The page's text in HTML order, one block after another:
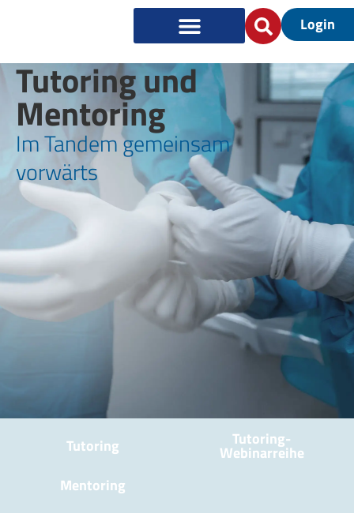
Login
Tutoring und
Mentoring
Im Tandem gemeinsam
vorwärts
Tutoring Tutoring-
Webinarreihe
Mentoring